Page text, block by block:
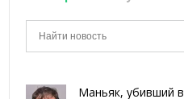
Маньяк, убивший